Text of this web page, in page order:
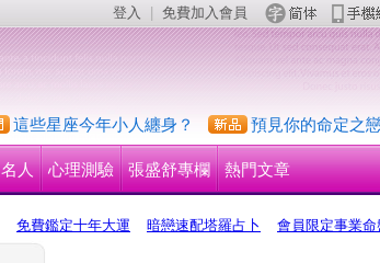
登入 免費加入會員
這些星座今年小人纏身？ 預見你的命定之
名人 心理測驗 張盛舒專欄 熱門文章
會員限定事業命
暗戀速配塔羅占卜
免費鑑定十年大運